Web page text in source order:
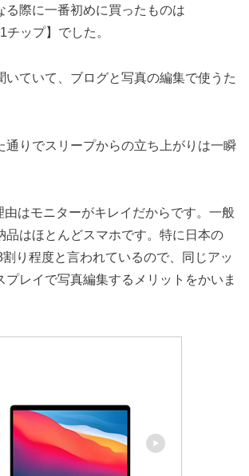
る際に一番初めに買ったものは
チップ】でした。
いていて、ブログと写真の編集で使うた
通りでスリープからの立ち上がりは一瞬
由はモニターがキレイだからです。一般
品はほとんどスマホです。特に日本の
り程度と言われているので、同じアッ
プレイで写真編集するメリットをかいま